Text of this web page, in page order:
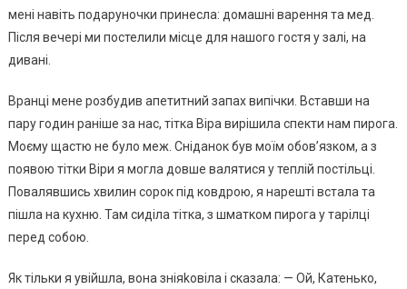
мені навіть подаруночки принесла: домашні варення та мед.
Після вечері ми постелили місце для нашого гостя у залі, на
дивані.
Вранці мене розбудив апетитний запах випічки. Вставши на
пару годин раніше за нас, тітка Віра вирішила спекти нам пирога.
Моєму щастю не було меж. Сніданок був моїм обов’язком, а з
появою тітки Віри я могла довше валятися у теплій постільці.
Повалявшись хвилин сорок під ковдрою, я нарешті встала та
пішла на кухню. Там сиділа тітка, з шматком пирога у тарілці
перед собою.
Як тільки я увійшла, вона зніяkовіла і сказала: — Ой, Катенько,